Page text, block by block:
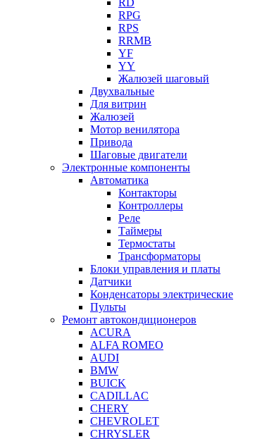
RD
RPG
RPS
RRMB
YF
YY
Жалюзей шаговый
Двухвальные
Для витрин
Жалюзей
Мотор венилятора
Привода
Шаговые двигатели
Электронные компоненты
Автоматика
Контакторы
Контроллеры
Реле
Таймеры
Термостаты
Трансформаторы
Блоки управления и платы
Датчики
Конденсаторы электрические
Пульты
Ремонт автокондиционеров
ACURA
ALFA ROMEO
AUDI
BMW
BUICK
CADILLAC
CHERY
CHEVROLET
CHRYSLER